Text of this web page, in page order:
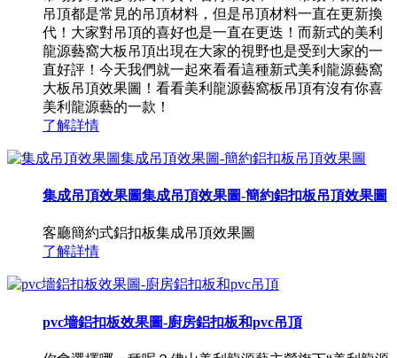
吊頂都是常見的吊頂材料，但是吊頂材料一直在更新換
代！大家對吊頂的喜好也是一直在更迭！而新式的美利
龍源藝窩大板吊頂出現在大家的視野也是受到大家的一
直好評！今天我們就一起來看看這種新式美利龍源藝窩
大板吊頂效果圖！看看美利龍源藝窩板吊頂有沒有你喜
美利龍源藝的一款！
了解詳情
集成吊頂效果圖集成吊頂效果圖-簡約鋁扣板吊頂效果圖
客廳簡約式鋁扣板集成吊頂效果圖
了解詳情
pvc墻鋁扣板效果圖-廚房鋁扣板和pvc吊頂